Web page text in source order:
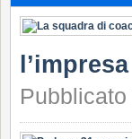
l’impresa
Pubblicato